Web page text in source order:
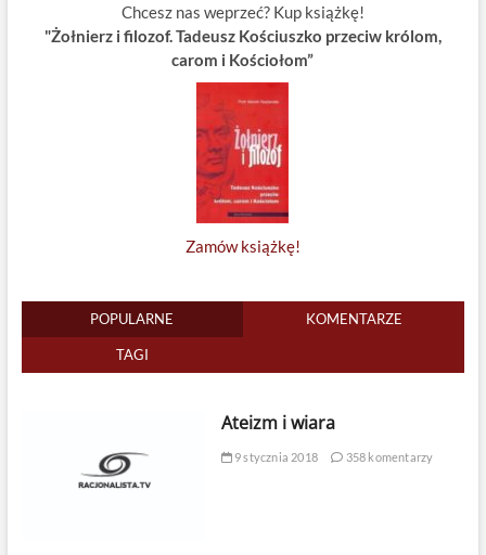
Chcesz nas weprzeć? Kup książkę!
"Żołnierz i filozof. Tadeusz Kościuszko przeciw królom,
carom i Kościołom”
Zamów książkę!
POPULARNE KOMENTARZE
TAGI
Ateizm i wiara
9 stycznia 2018 358 komentarzy